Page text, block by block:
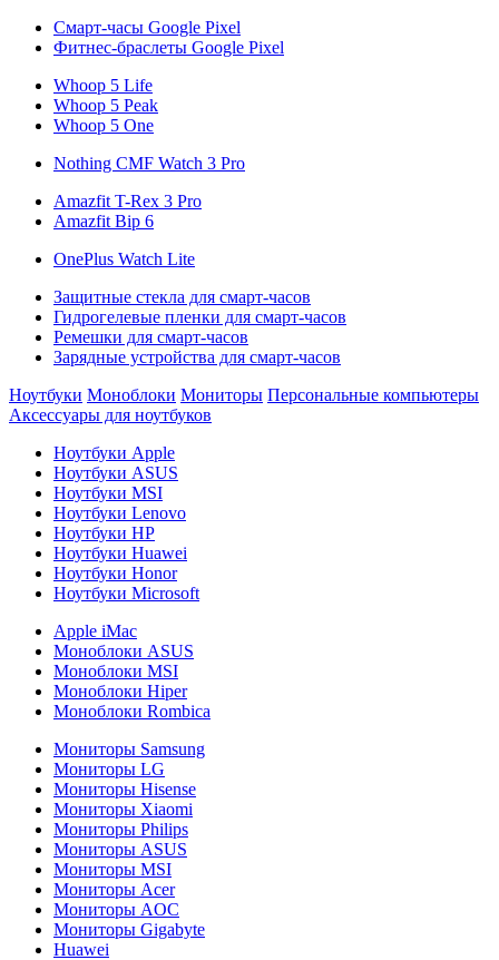
Смарт-часы Google Pixel
Фитнес-браслеты Google Pixel
Whoop 5 Life
Whoop 5 Peak
Whoop 5 One
Nothing CMF Watch 3 Pro
Amazfit T-Rex 3 Pro
Amazfit Bip 6
OnePlus Watch Lite
Защитные стекла для смарт-часов
Гидрогелевые пленки для смарт-часов
Ремешки для смарт-часов
Зарядные устройства для смарт-часов
Ноутбуки Моноблоки Мониторы Персональные компьютеры
Аксессуары для ноутбуков
Ноутбуки Apple
Ноутбуки ASUS
Ноутбуки MSI
Ноутбуки Lenovo
Ноутбуки HP
Ноутбуки Huawei
Ноутбуки Honor
Ноутбуки Microsoft
Apple iMac
Моноблоки ASUS
Моноблоки MSI
Моноблоки Hiper
Моноблоки Rombica
Мониторы Samsung
Мониторы LG
Мониторы Hisense
Мониторы Xiaomi
Мониторы Philips
Мониторы ASUS
Мониторы MSI
Мониторы Acer
Мониторы AOC
Мониторы Gigabyte
Huawei